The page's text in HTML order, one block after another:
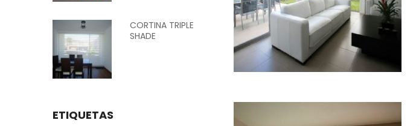
CORTINA TRIPLE
SHADE
ETIQUETAS